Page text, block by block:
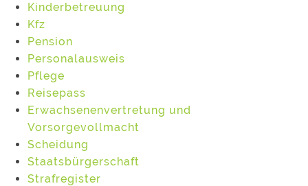
Kinderbetreuung
Kfz
Pension
Personalausweis
Pflege
Reisepass
Erwachsenenvertretung und
Vorsorgevollmacht
Scheidung
Staatsbürgerschaft
Strafregister